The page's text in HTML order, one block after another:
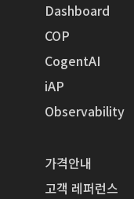
Dashboard
COP
CogentAI
iAP
Observability
가격안내
고객 레퍼런스